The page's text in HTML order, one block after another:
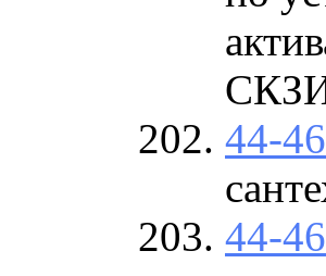
44-
44-